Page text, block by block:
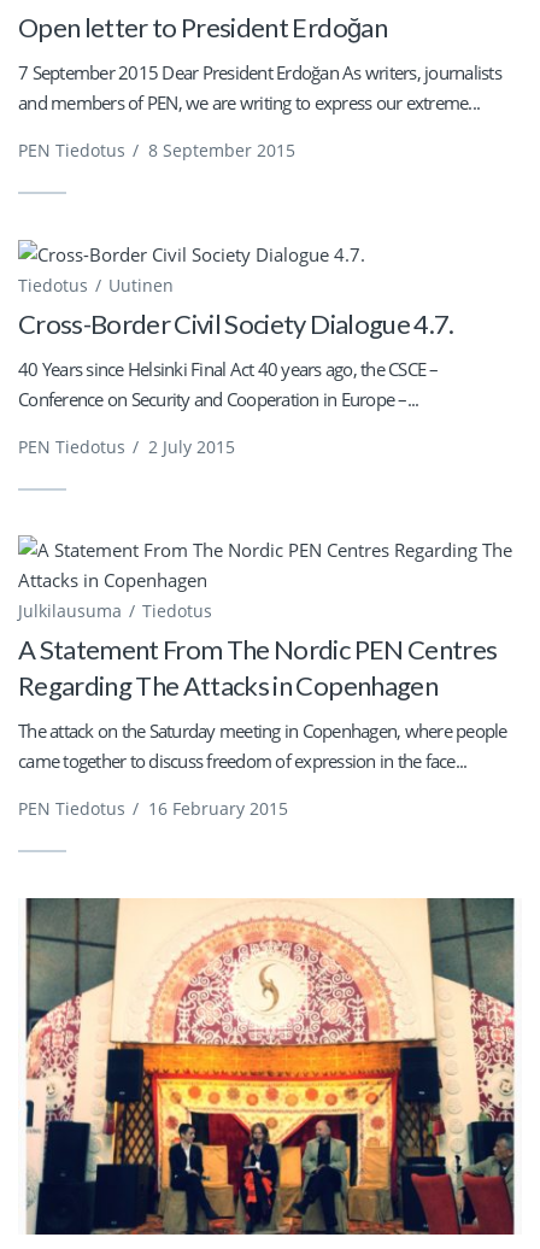
Open letter to President Erdoğan
7 September 2015 Dear President Erdoğan As writers, journalists
and members of PEN, we are writing to express our extreme...
PEN Tiedotus / 8 September 2015
Tiedotus Uutinen
Cross-Border Civil Society Dialogue 4.7.
40 Years since Helsinki Final Act 40 years ago, the CSCE –
Conference on Security and Cooperation in Europe –...
PEN Tiedotus / 2 July 2015
Julkilausuma Tiedotus
A Statement From The Nordic PEN Centres
Regarding The Attacks in Copenhagen
The attack on the Saturday meeting in Copenhagen, where people
came together to discuss freedom of expression in the face...
PEN Tiedotus / 16 February 2015